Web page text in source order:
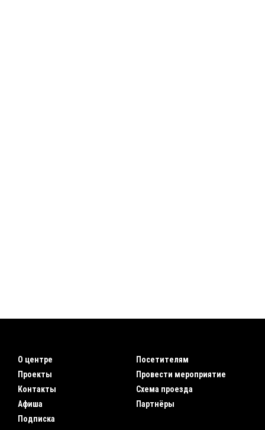
О центре
Проекты
Контакты
Афиша
Подписка
Посетителям
Провести мероприятие
Схема проезда
Партнёры